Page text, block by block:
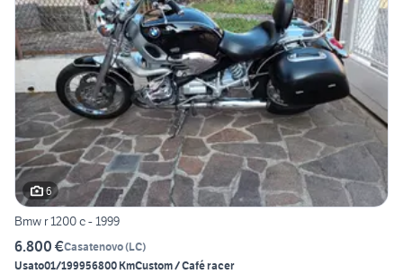
6
Bmw r 1200 c - 1999
6.800 €Casatenovo(LC)
Usato01/199956800 KmCustom / Café racer